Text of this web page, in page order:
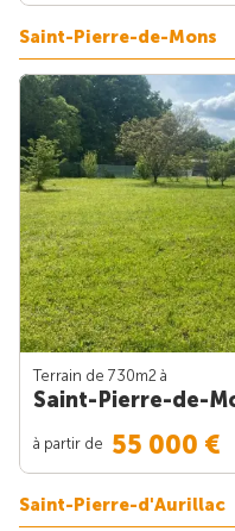
Saint-Pierre-de-Mons
Terrain de 730m2 à
Saint-Pierre-de-
à partir de 55 000 €
Saint-Pierre-d'Aurillac